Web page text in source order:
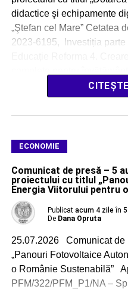
didactice şi echipamente
„Ştefan cel Mare” Cetatea
2023-6195, Investiția
Asigurarea
digitale pentru unitățile de
ECONOMIE
Comunicat de presă – 5
proiectului cu titlul
Energia Viitorului pentru
Publicat acum 4 zile în
De Dana Opruta
25.07.2026 Comunicat de
„Panouri Fotovoltaice
o Românie Sustenabilă”
PFM/322/PFM_P1/NA –